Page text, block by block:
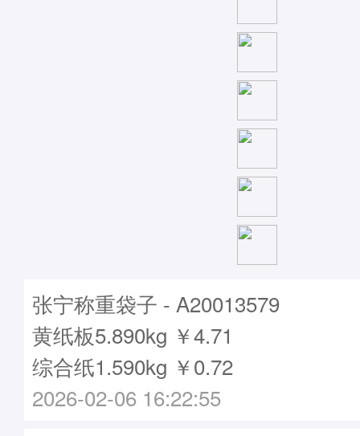
张宁称重袋子 - A20013579
黄纸板5.890kg ￥4.71
综合纸1.590kg ￥0.72
2026-02-06 16:22:55